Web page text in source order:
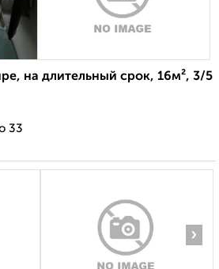
на длительный срок, 16м², 3/5
33
›